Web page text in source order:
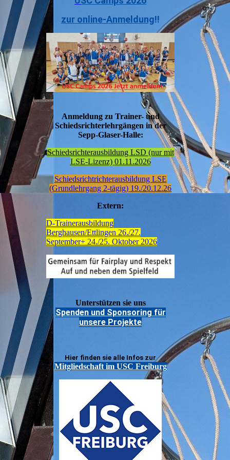
zur online-Anmeldung!!
Anmeldung zu Trainer- und
Schiedsrichterlehrgängen in der
Sepp-Glaser-Halle:
Schiedsrichterausbildung LSD (nur mit
LSE-Lizenz) 01.11.2026
Schiedsrichtrichterausbildung LSE
(Grundlehrgang 2-tägig) 19./20.12.26
Extern:
D-Trainerausbildung
Berghausen/Ettlingen 26./27.
September+ 24./25. Oktober 2026
Unterstützen sie uns
Spenden und Sponsoring für
unsere Projekte
Hier finden sie alle Infos zur
Mitgliedschaft im USC Freiburg